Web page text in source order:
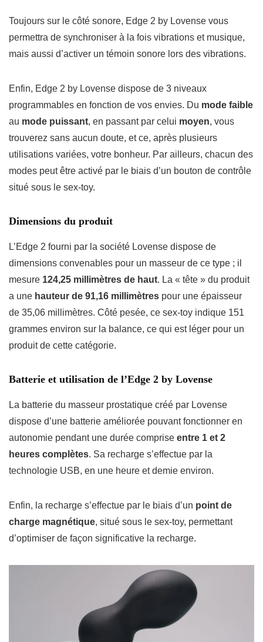
Toujours sur le côté sonore, Edge 2 by Lovense vous
permettra de synchroniser à la fois vibrations et musique,
mais aussi d’activer un témoin sonore lors des vibrations.
Enfin, Edge 2 by Lovense dispose de 3 niveaux
programmables en fonction de vos envies. Du mode faible
au mode puissant, en passant par celui moyen, vous
trouverez sans aucun doute, et ce, après plusieurs
utilisations variées, votre bonheur. Par ailleurs, chacun des
modes peut être activé par le biais d’un bouton de contrôle
situé sous le sex-toy.
Dimensions du produit
L’Edge 2 fourni par la société Lovense dispose de
dimensions convenables pour un masseur de ce type ; il
mesure 124,25 millimètres de haut. La « tête » du produit
a une hauteur de 91,16 millimètres pour une épaisseur
de 35,06 millimètres. Côté pesée, ce sex-toy indique 151
grammes environ sur la balance, ce qui est léger pour un
produit de cette catégorie.
Batterie et utilisation de l’Edge 2 by Lovense
La batterie du masseur prostatique créé par Lovense
dispose d’une batterie améliorée pouvant fonctionner en
autonomie pendant une durée comprise entre 1 et 2
heures complètes. Sa recharge s’effectue par la
technologie USB, en une heure et demie environ.
Enfin, la recharge s’effectue par le biais d’un point de
charge magnétique, situé sous le sex-toy, permettant
d’optimiser de façon significative la recharge.